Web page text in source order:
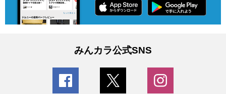
みんカラ公式SNS